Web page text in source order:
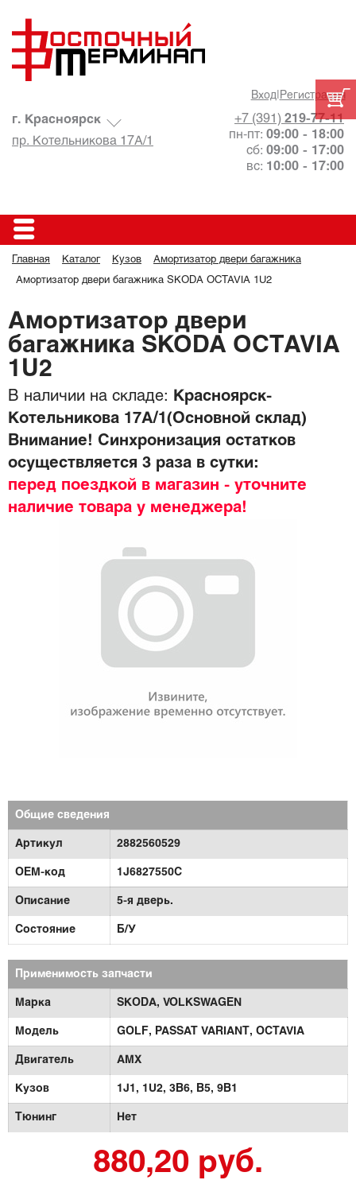
Вход| Регистрация
+7 (391) 219-77-11
пн-пт: 09:00 - 18:00
сб: 09:00 - 17:00
вс: 10:00 - 17:00
г. Красноярск
пр. Котельникова 17А/1
Главная Каталог Кузов Амортизатор двери багажника
Амортизатор двери багажника SKODA OCTAVIA 1U2
Амортизатор двери
багажника SKODA OCTAVIA
1U2
В наличии на складе:
Красноярск-
Котельникова 17А/1(Основной склад)
Внимание! Синхронизация остатков
осуществляется 3 раза в сутки:
перед поездкой в магазин - уточните
наличие товара у менеджера!
Общие сведения
Артикул 2882560529
OEM-код 1J6827550C
Описание 5-я дверь.
Состояние Б/У
Применимость запчасти
Марка SKODA, VOLKSWAGEN
Модель GOLF, PASSAT VARIANT, OCTAVIA
Двигатель AMX
Кузов 1J1, 1U2, 3B6, B5, 9B1
Тюнинг Нет
880,20 руб.